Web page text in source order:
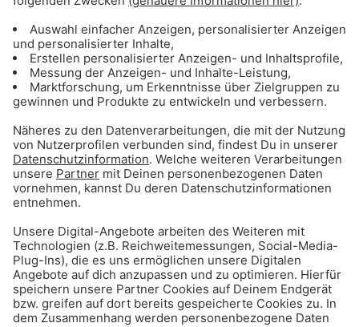
Imagine Dragons - Follow You
Mikes Hit-Tipp